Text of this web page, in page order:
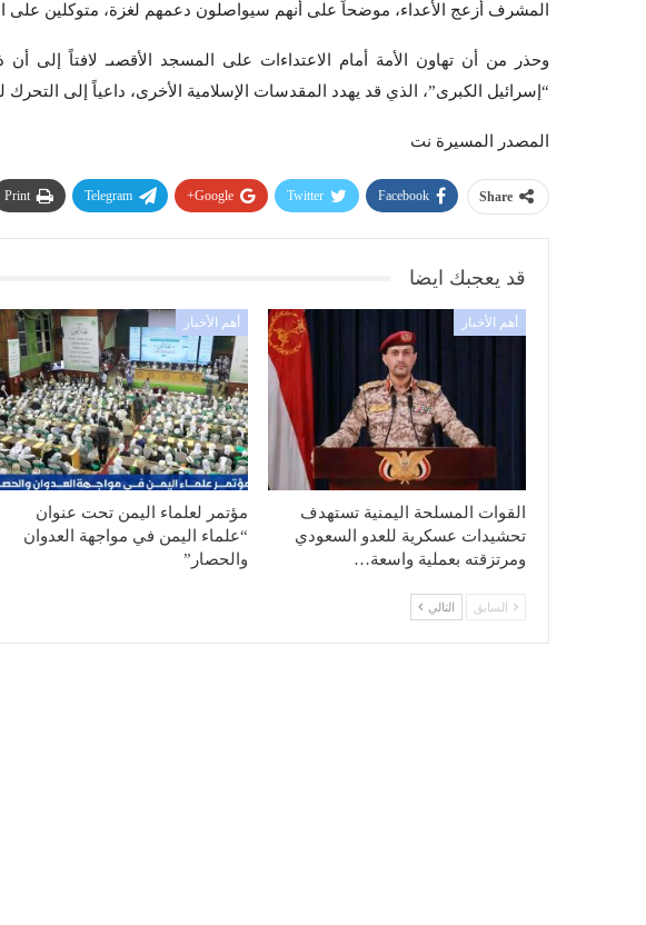
المشرف أزعج الأعداء، موضحاً على أنهم سيواصلون دعمهم لغزة، متوكلين على
وحذر من أن تهاون الأمة أمام الاعتداءات على المسجد الأقصىـ لافتاً إلى
“إسرائيل الكبرى”، الذي قد يهدد المقدسات الإسلامية الأخرى، داعياً إلى
المصدر المسيرة نت
Share
Facebook
Twitter
Google+
Telegram
Print
قد يعجبك ايضا
أهم الأخبار
القوات المسلحة اليمنية تستهدف
تحشيدات عسكرية للعدو السعودي
ومرتزقته بعملية واسعة…
أهم الأخبار
مؤتمر لعلماء اليمن تحت عنوان
“علماء اليمن في مواجهة العدوان
والحصار”
السابق التالي